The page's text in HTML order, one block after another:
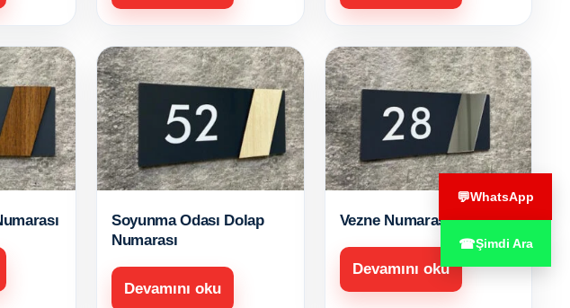
Soyunma Odası Dolap
Numarası
Devamını oku
Vezne Numarası
Devamını oku
💬WhatsApp
☎Şimdi Ara